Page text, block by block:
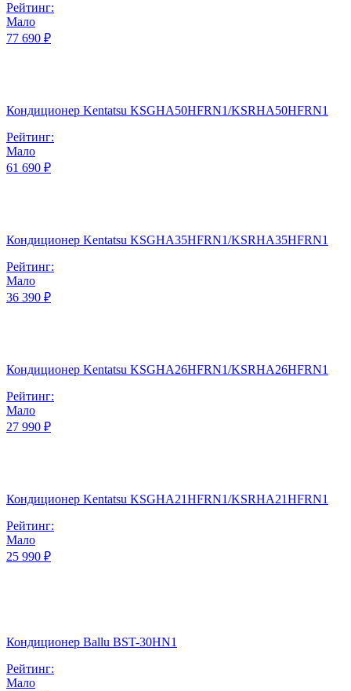
Рейтинг:
Мало
77 690 ₽
Кондиционер Kentatsu KSGHA50HFRN1/KSRHA50HFRN1
Рейтинг:
Мало
61 690 ₽
Кондиционер Kentatsu KSGHA35HFRN1/KSRHA35HFRN1
Рейтинг:
Мало
36 390 ₽
Кондиционер Kentatsu KSGHA26HFRN1/KSRHA26HFRN1
Рейтинг:
Мало
27 990 ₽
Кондиционер Kentatsu KSGHA21HFRN1/KSRHA21HFRN1
Рейтинг:
Мало
25 990 ₽
Кондиционер Ballu BST-30HN1
Рейтинг:
Мало